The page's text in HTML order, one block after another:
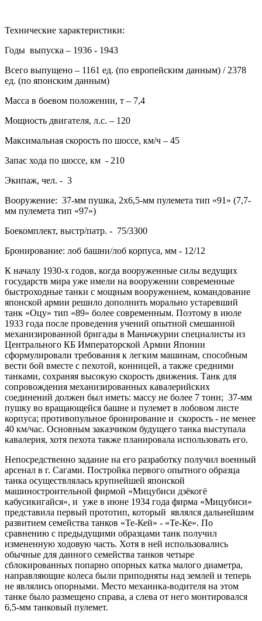
Технические характеристики:
Годы выпуска – 1936 - 1943
Всего выпущено – 1161 ед. (по европейским данным) / 2378
ед. (по японским данным)
Масса в боевом положении, т – 7,4
Мощность двигателя, л.с. – 120
Максимальная скорость по шоссе, км/ч – 45
Запас хода по шоссе, км - 210
Экипаж, чел. - 3
Вооружение: 37-мм пушка, 2х6,5-мм пулемета тип «91» (7,7-
мм пулемета тип «97»)
Боекомплект, выстр/патр. - 75/3300
Бронирование: лоб башни/лоб корпуса, мм - 12/12
К началу 1930-х годов, когда вооруженные силы ведущих
государств мира уже имели на вооружении современные
быстроходные танки с мощным вооружением, командование
японской армии решило дополнить морально устаревший
танк «Оцу» тип «89» более современным. Поэтому в июле
1933 года после проведения учений опытной смешанной
механизированной бригады в Маньчжурии специалисты из
Центрального КБ Императорской Армии Японии
сформулировали требования к легким машинам, способным
вести бой вместе с пехотой, конницей, а также средними
танками, сохраняя высокую скорость движения. Танк для
сопровождения механизированных кавалерийских
соединений должен был иметь: массу не более 7 тонн; 37-мм
пушку во вращающейся башне и пулемет в лобовом листе
корпуса; противопульное бронирование и скорость - не менее
40 км/час. Основным заказчиком будущего танка выступала
кавалерия, хотя пехота также планировала использовать его.
Непосредственно задание на его разработку получил военный
арсенал в г. Сагами. Постройка первого опытного образца
танка осуществлялась крупнейшей японской
машиностроительной фирмой «Мицубиси дзёкогё
кабусикигайся», и уже в июне 1934 года фирма «Мицубиси»
представила первый прототип, который являлся дальнейшим
развитием семейства танков «Те-Кей» - «Те-Ке». По
сравнению с предыдущими образцами танк получил
измененную ходовую часть. Хотя в ней использовались
обычные для данного семейства танков четыре
сблокированных попарно опорных катка малого диаметра,
направляющие колеса были приподняты над землей и теперь
не являлись опорными. Место механика-водителя на этом
танке было размещено справа, а слева от него монтировался
6,5-мм танковый пулемет.